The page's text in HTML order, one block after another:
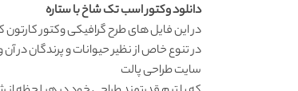
دانلود وکتور اسب تک شاخ با ستاره
در این فایل های طرح گرافیکیوکتور کارتون
در تنوع خاص از نظیر حیوانات و پرندگان در
سایت طراحیپالت